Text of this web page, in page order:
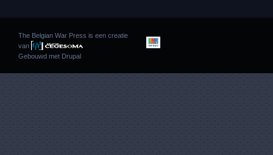
The Belgian War Press is een creatie
van
Gebouwd met Drupal